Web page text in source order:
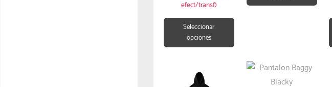
efect/transf)
Seleccionar
opciones